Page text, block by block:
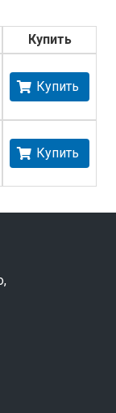
Купить
Купить
Купить